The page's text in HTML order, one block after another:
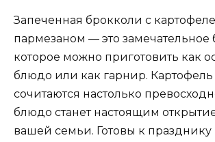
Запеченная брокколи с
пармезаном — это замечательное
которое можно приготовить как
блюдо или как гарнир.
сочитаются настолько
блюдо станет настоящим
вашей семьи. Готовы к празднику